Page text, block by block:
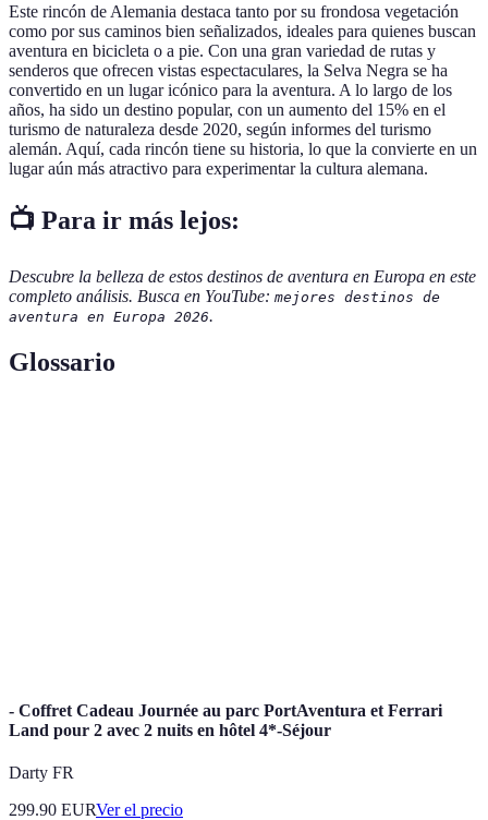
Este rincón de Alemania destaca tanto por su frondosa vegetación
como por sus caminos bien señalizados, ideales para quienes buscan
aventura en bicicleta o a pie. Con una gran variedad de rutas y
senderos que ofrecen vistas espectaculares, la Selva Negra se ha
convertido en un lugar icónico para la aventura. A lo largo de los
años, ha sido un destino popular, con un aumento del 15% en el
turismo de naturaleza desde 2020, según informes del turismo
alemán. Aquí, cada rincón tiene su historia, lo que la convierte en un
lugar aún más atractivo para experimentar la cultura alemana.
📺 Para ir más lejos:
Descubre la belleza de estos destinos de aventura en Europa en este
completo análisis. Busca en YouTube: mejores destinos de
aventura en Europa 2026.
Glossario
- Coffret Cadeau Journée au parc PortAventura et Ferrari
Land pour 2 avec 2 nuits en hôtel 4*-Séjour
Darty FR
299.90 EURVer el precio